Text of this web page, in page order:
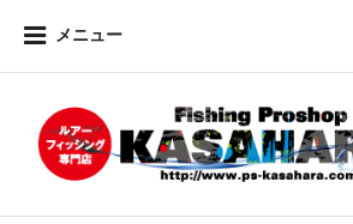
メニュー